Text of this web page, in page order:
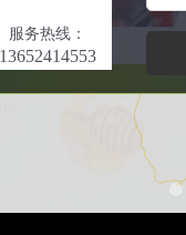
服务热线：
13652414553